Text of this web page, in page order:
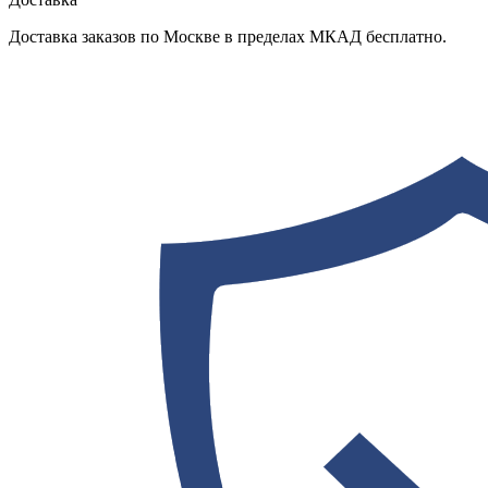
Доставка заказов по Москве в пределах МКАД бесплатно.